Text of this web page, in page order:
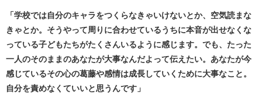
「学校では自分のキャラをつくらなきゃいけないとか、空気読まな
きゃとか。そうやって周りに合わせているうちに本音が出せなくな
っている子どもたちがたくさんいるように感じます。でも、たった
一人のそのままのあなたが大事なんだよって伝えたい。あなたが今
感じているその心の葛藤や感情は成長していくために大事なこと。
自分を責めなくていいと思うんです」